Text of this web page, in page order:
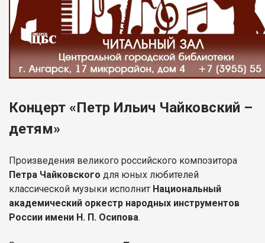
Концерт «Петр Ильич Чайковский –
детям»
Произведения великого российского композитора
Петра Чайковского для юных любителей
классической музыки исполнит Национальный
академический оркестр народных инструментов
России имени Н. П. Осипова.